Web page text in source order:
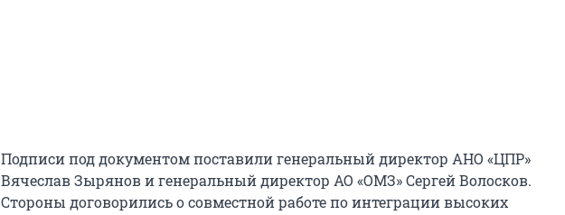
Подписи под документом поставили генеральный директор АНО «ЦПР»
Вячеслав Зырянов и генеральный директор АО «ОМЗ» Сергей Волосков.
Стороны договорились о совместной работе по интеграции высоких